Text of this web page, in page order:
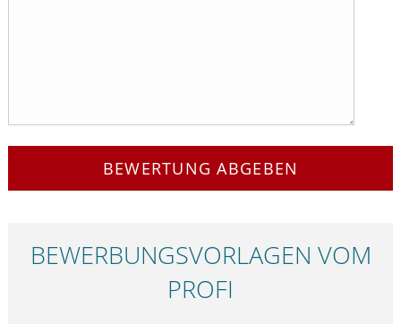
BEWERTUNG ABGEBEN
BEWERBUNGS­VORLAGEN VOM
PROFI